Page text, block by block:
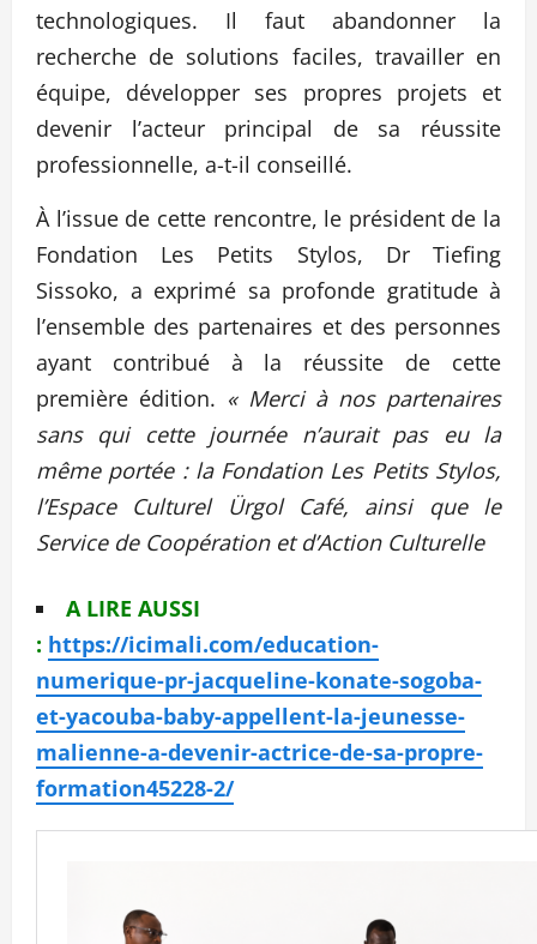
technologiques. Il faut abandonner la
recherche de solutions faciles, travailler en
équipe, développer ses propres projets et
devenir l’acteur principal de sa réussite
professionnelle, a-t-il conseillé.
À l’issue de cette rencontre, le président de la
Fondation Les Petits Stylos, Dr Tiefing
Sissoko, a exprimé sa profonde gratitude à
l’ensemble des partenaires et des personnes
ayant contribué à la réussite de cette
première édition. « Merci à nos partenaires
sans qui cette journée n’aurait pas eu la
même portée : la Fondation Les Petits Stylos,
l’Espace Culturel Ürgol Café, ainsi que le
Service de Coopération et d’Action Culturelle
A LIRE AUSSI
: https://icimali.com/education-
numerique-pr-jacqueline-konate-sogoba-
et-yacouba-baby-appellent-la-jeunesse-
malienne-a-devenir-actrice-de-sa-propre-
formation45228-2/